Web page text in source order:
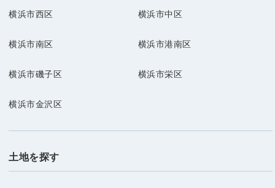
横浜市西区 横浜市中区
横浜市南区 横浜市港南区
横浜市磯子区 横浜市栄区
横浜市金沢区
土地を探す